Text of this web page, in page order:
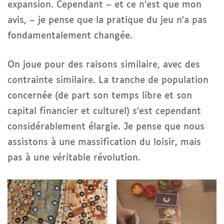
expansion. Cependant – et ce n’est que mon
avis, – je pense que la pratique du jeu n’a pas
fondamentalement changée.
On joue pour des raisons similaire, avec des
contrainte similaire. La tranche de population
concernée (de part son temps libre et son
capital financier et culturel) s’est cependant
considérablement élargie. Je pense que nous
assistons à une massification du loisir, mais
pas à une véritable révolution.